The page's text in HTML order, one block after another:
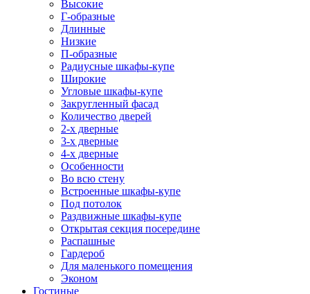
Высокие
Г-образные
Длинные
Низкие
П-образные
Радиусные шкафы-купе
Широкие
Угловые шкафы-купе
Закругленный фасад
Количество дверей
2-х дверные
3-х дверные
4-х дверные
Особенности
Во всю стену
Встроенные шкафы-купе
Под потолок
Раздвижные шкафы-купе
Открытая секция посередине
Распашные
Гардероб
Для маленького помещения
Эконом
Гостиные